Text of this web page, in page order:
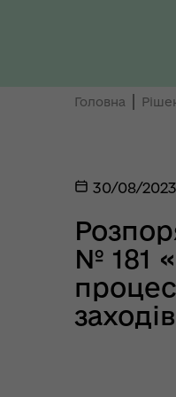
Ради
Головна
30/08/2023
№ 181